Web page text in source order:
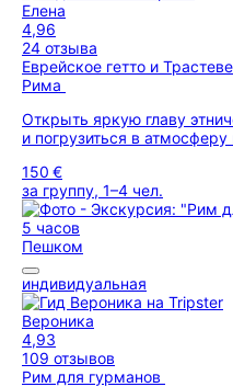
Елена
4,96
24 отзыва
Еврейское гетто и
Рима
Открыть яркую главу
и погрузиться в
150 €
за группу, 1–4 чел.
5 часов
Пешком
индивидуальная
Вероника
4,93
109 отзывов
Рим для гурманов